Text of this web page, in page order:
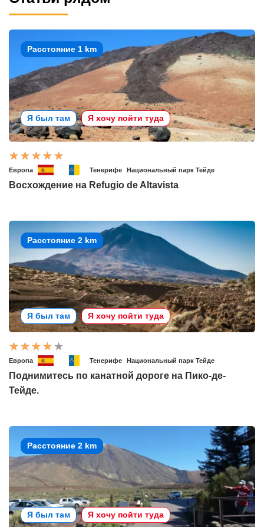
Расстояние 1 km
Я был там Я хочу пойти туда
Европа Тенерифе Национальный парк Тейде
Восхождение на Refugio de Altavista
Расстояние 2 km
Я был там Я хочу пойти туда
Европа Тенерифе Национальный парк Тейде
Поднимитесь по канатной дороге на Пико-де-
Тейде.
Расстояние 2 km
Я был там Я хочу пойти туда